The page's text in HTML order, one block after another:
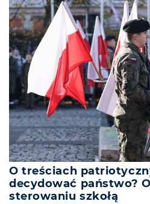
O treściach
decydować państwo?
sterowaniu szkołą